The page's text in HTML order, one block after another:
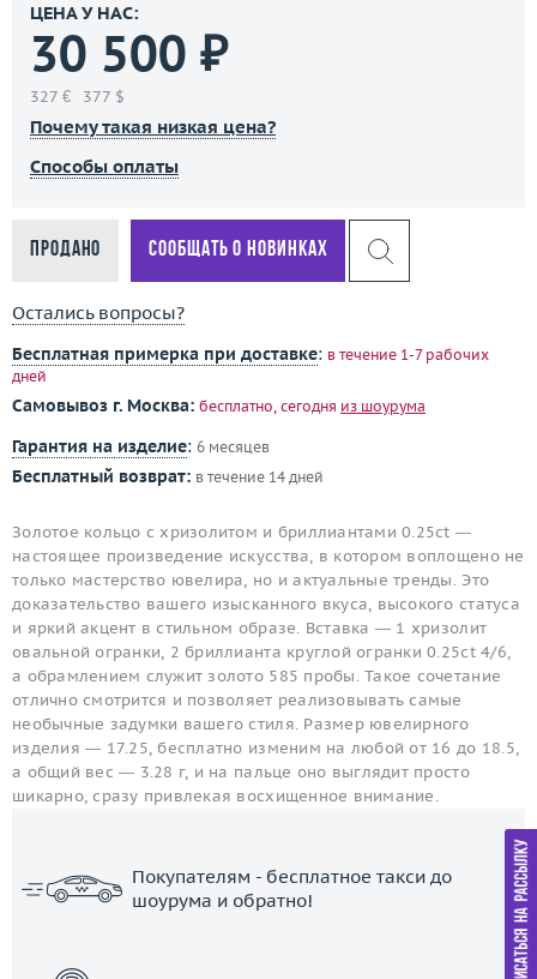
ЦЕНА У НАС:
30 500 ₽
327 € 377 $
Почему такая низкая цена?
Способы оплаты
Продано Сообщать о новинках
Остались вопросы?
Бесплатная примерка при доставке: в течение 1-7 рабочих
дней
Самовывоз г. Москва: бесплатно, сегодня из шоурума
Гарантия на изделие: 6 месяцев
Бесплатный возврат: в течение 14 дней
Золотое кольцо с хризолитом и бриллиантами 0.25ct —
настоящее произведение искусства, в котором воплощено не
только мастерство ювелира, но и актуальные тренды. Это
доказательство вашего изысканного вкуса, высокого статуса
и яркий акцент в стильном образе. Вставка — 1 хризолит
овальной огранки, 2 бриллианта круглой огранки 0.25ct 4/6,
а обрамлением служит золото 585 пробы. Такое сочетание
отлично смотрится и позволяет реализовывать самые
необычные задумки вашего стиля. Размер ювелирного
изделия — 17.25, бесплатно изменим на любой от 16 до 18.5,
а общий вес — 3.28 г, и на пальце оно выглядит просто
шикарно, сразу привлекая восхищенное внимание.
Покупателям - бесплатное такси до
шоурума и обратно!